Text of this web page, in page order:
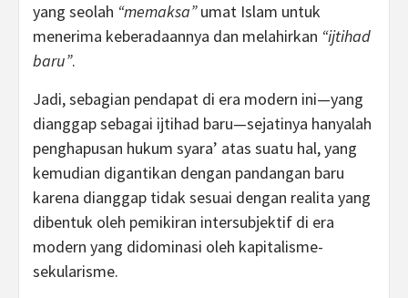
yang seolah “memaksa”umat Islam untuk
menerima keberadaannya dan melahirkan “ijtihad
baru”.
Jadi, sebagian pendapat di era modern ini—yang
dianggap sebagai ijtihad baru—sejatinya hanyalah
penghapusan hukum syara’ atas suatu hal, yang
kemudian digantikan dengan pandangan baru
karena dianggap tidak sesuai dengan realita yang
dibentuk oleh pemikiran intersubjektif di era
modern yang didominasi oleh kapitalisme-
sekularisme.